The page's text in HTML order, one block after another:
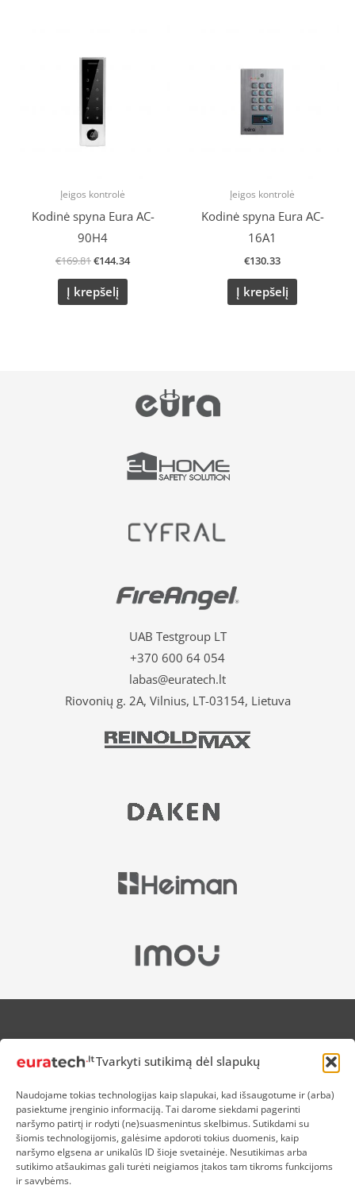
Tvarkyti sutikimą dėl slapukų
Naudojame tokias technologijas kaip slapukai, kad išsaugotume ir (arba)
pasiektume įrenginio informaciją. Tai darome siekdami pagerinti
naršymo patirtį ir rodyti (ne)suasmenintus skelbimus. Sutikdami su
šiomis technologijomis, galėsime apdoroti tokius duomenis, kaip
naršymo elgsena ar unikalūs ID šioje svetainėje. Nesutikimas arba
sutikimo atšaukimas gali turėti neigiamos įtakos tam tikroms funkcijoms
ir savybėms.
Įeigos kontrolė
Kodinė spyna Eura AC-
90H4
€169.81
was:
€169.81.
€144.34
Į krepšelį
Įeigos kontrolė
Kodinė spyna Eura AC-
16A1
€130.33
Į krepšelį
UAB Testgroup LT
+370 600 64 054
labas@euratech.lt
Riovonių g. 2A, Vilnius, LT-03154, Lietuva
APIE MUS
NUOLAIDOS HEROJAMS
PREKIŲ IR PINIGŲ GRĄŽINIMAS
ATSISKAITYMAS
D.U.K
KOKYBĖS POLITIKA
SLAPUKŲ POLITIKA